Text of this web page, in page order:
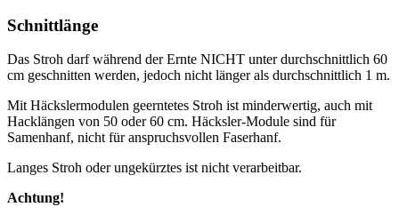
Schnittlänge
Das Stroh darf während der Ernte NICHT unter durchschnittlich 60
cm geschnitten werden, jedoch nicht länger als durchschnittlich 1 m.
Mit Häckslermodulen geerntetes Stroh ist minderwertig, auch mit
Hacklängen von 50 oder 60 cm. Häcksler-Module sind für
Samenhanf, nicht für anspruchsvollen Faserhanf.
Langes Stroh oder ungekürztes ist nicht verarbeitbar.
Achtung!